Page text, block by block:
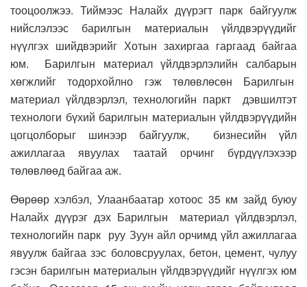
тооцоолжээ. Тиймээс Налайх дүүрэгт парк байгуулж
нийслэлээс барилгын материалын үйлдвэрүүдийг
нүүлгэх шийдвэрийг Хотын захиргаа гаргаад байгаа
юм. Барилгын материал үйлдвэрлэлийн салбарын
хөгжлийг тодорхойлно гэж төлөвлөсөн Барилгын
материал үйлдвэрлэл, технологийн паркт дэвшилтэт
технологи бүхий барилгын материалын үйлдвэрүүдийн
цогцолборыг шинээр байгуулж, бизнесийн үйл
ажиллагаа явуулах таатай орчинг бүрдүүлэхээр
төлөвлөөд байгаа аж.
Өөрөөр хэлбэл, Улаанбаатар хотоос 35 км зайд буюу
Налайх дүүрэг дэх Барилгын материал үйлдвэрлэл,
технологийн парк руу Зуун айл орчимд үйл ажиллагаа
явуулж байгаа зэс боловсруулах, бетон, цемент, чулуу
гэсэн барилгын материалын үйлдвэрүүдийг нүүлгэх юм